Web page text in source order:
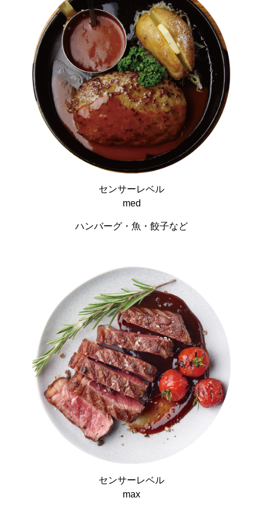
センサーレベル
med
ハンバーグ・魚・餃子など
センサーレベル
max